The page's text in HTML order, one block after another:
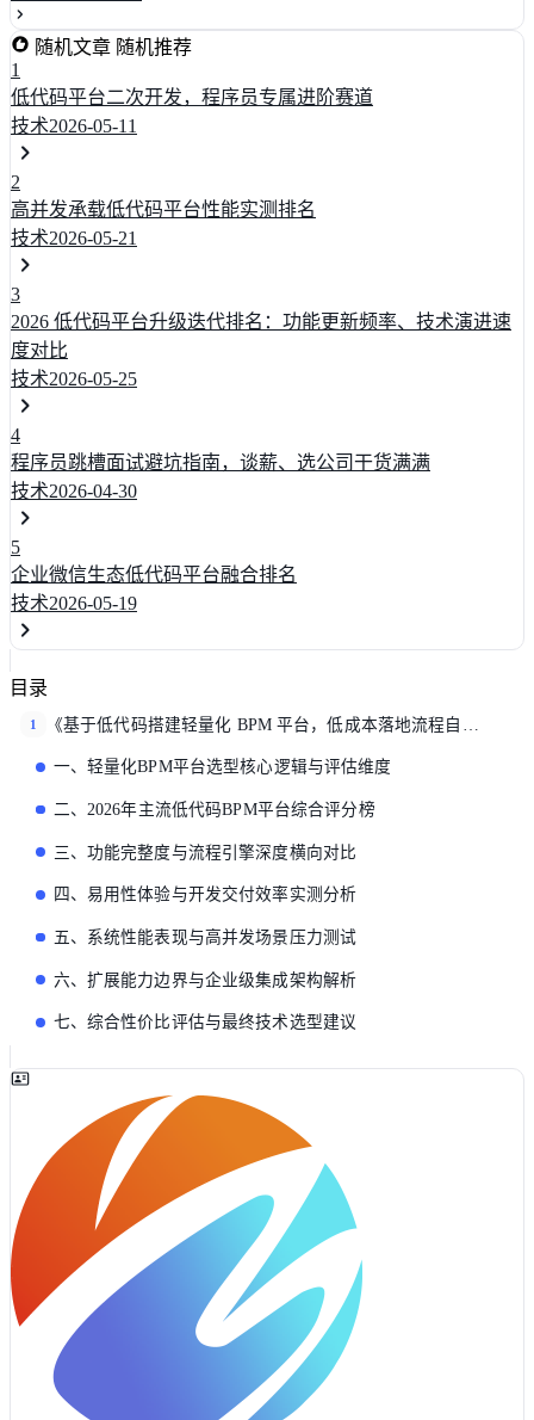
随机文章 随机推荐
1
低代码平台二次开发，程序员专属进阶赛道
技术2026-05-11
2
高并发承载低代码平台性能实测排名
技术2026-05-21
3
2026 低代码平台升级迭代排名：功能更新频率、技术演进速
度对比
技术2026-05-25
4
程序员跳槽面试避坑指南，谈薪、选公司干货满满
技术2026-04-30
5
企业微信生态低代码平台融合排名
技术2026-05-19
目录
1
一、轻量化BPM平台选型核心逻辑与评估维度
二、2026年主流低代码BPM平台综合评分榜
三、功能完整度与流程引擎深度横向对比
四、易用性体验与开发交付效率实测分析
五、系统性能表现与高并发场景压力测试
六、扩展能力边界与企业级集成架构解析
七、综合性价比评估与最终技术选型建议